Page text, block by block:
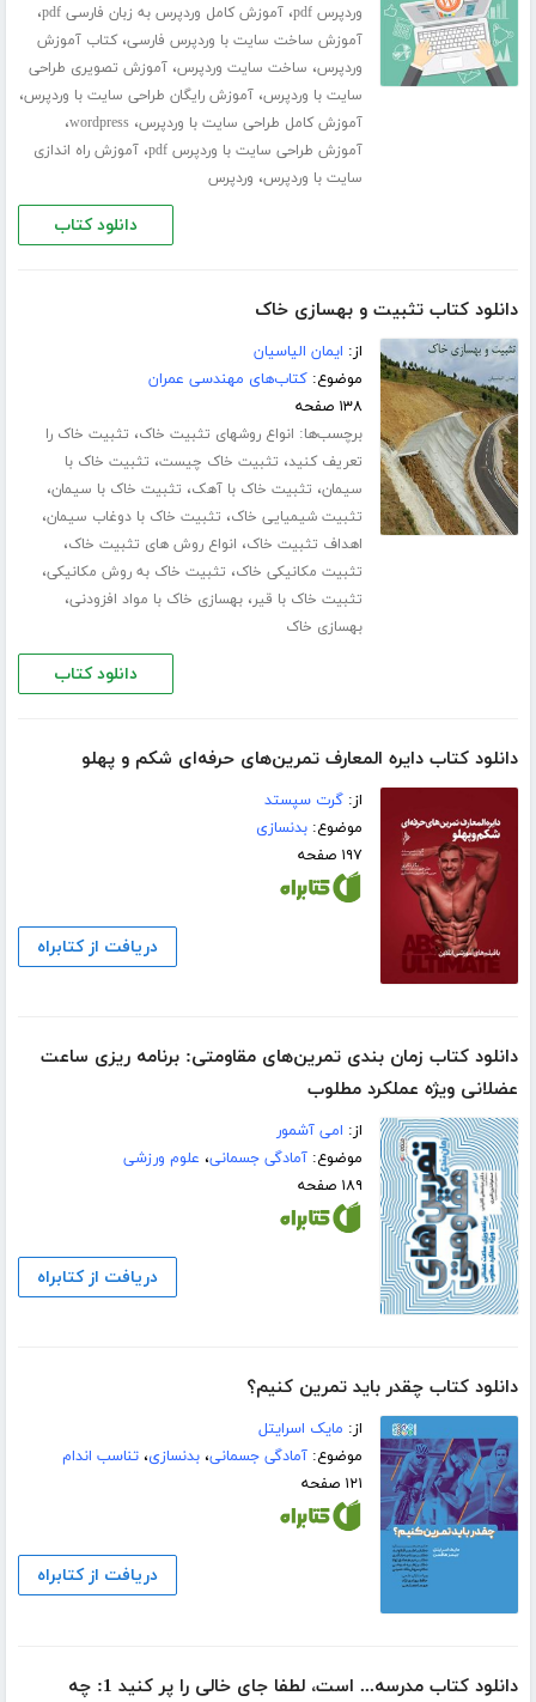
وردپرس pdf
،آموزش کامل وردپرس به زبان فارسی pdf ،
آموزش ساخت سایت با وردپرس فارسی،کتاب آموزش
وردپرس، ساخت سایت وردپرس،آموزش تصویری طراحی
سایت با وردپرس،آموزش رایگان طراحی سایت با وردپرس،
آموزش کامل طراحی سایت با وردپرس،wordpress،
آموزش طراحی سایت با وردپرس pdf ،آموزش راه اندازی
سایت با وردپرس، وردپرس
دانلود کتاب
دانلود کتاب تثبیت و بهسازی خاک
از: ایمان الیاسیان
موضوع:کتاب‌های مهندسی عمران
۱۳۸ صفحه
برچسب‌ها: انواع روشهای تثبیت خاک، تثبیت خاک را
تعریف کنید، تثبیت خاک چیست، تثبیت خاک با
سیمان، تثبیت خاک با آهک، تثبیت خاک با سیمان،
تثبیت شیمیایی خاک، تثبیت خاک با دوغاب سیمان،
اهداف تثبیت خاک، انواع روش های تثبیت خاک،
تثبیت مکانیکی خاک، تثبیت خاک به روش مکانیکی،
تثبیت خاک با قیر،بهسازی خاک با مواد افزودنی،
بهسازی خاک
دانلود کتاب
دانلود کتاب دایره المعارف تمرین‌های حرفه‌ای شکم و پهلو
از:گرت سپستد
موضوع:بدنسازی
۱۹۷ صفحه
دریافت از کتابراه
دانلود کتاب زمان بندی تمرین‌های مقاومتی: برنامه ریزی ساعت
عضلانی ویژه عملکرد مطلوب
از: امی آشمور
موضوع:آمادگی جسمانی، علوم ورزشی
۱۸۹ صفحه
دریافت از کتابراه
دانلود کتاب چقدر باید تمرین کنیم؟
از: مایک اسرایتل
موضوع:آمادگی جسمانی،بدنسازی،تناسب اندام
۱۲۱ صفحه
دریافت از کتابراه
دانلود کتاب مدرسه... است، لطفا جای خالی را پر کنید 1: چه